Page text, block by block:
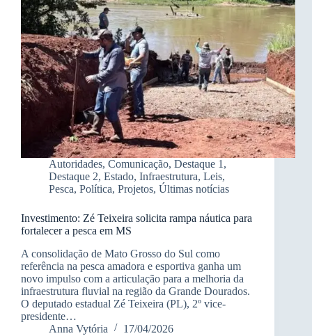
Autoridades, Comunicação, Destaque 1 ,
Destaque 2, Estado, Infraestrutura, Leis,
Pesca, Política, Projetos, Últimas notícias
Investimento: Zé Teixeira solicita rampa náutica para
fortalecer a pesca em MS
A consolidação de Mato Grosso do Sul como
referência na pesca amadora e esportiva ganha um
novo impulso com a articulação para a melhoria da
infraestrutura fluvial na região da Grande Dourados.
O deputado estadual Zé Teixeira (PL), 2º vice-
presidente…
Anna Vytória
17/04/2026